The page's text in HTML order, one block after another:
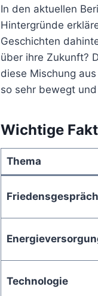
In den aktuellen
Hintergründe
Geschichten
über ihre Zukunft?
diese Mischung
so sehr bewegt
Wichtige
Thema
Technologie